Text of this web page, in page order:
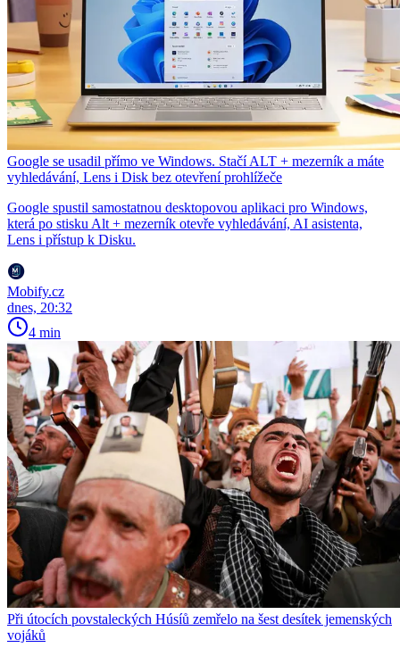
Google se usadil přímo ve Windows. Stačí ALT + mezerník a máte
vyhledávání, Lens i Disk bez otevření prohlížeče
Google spustil samostatnou desktopovou aplikaci pro Windows,
která po stisku Alt + mezerník otevře vyhledávání, AI asistenta,
Lens i přístup k Disku.
Mobify.cz
dnes, 20:32
4 min
Při útocích povstaleckých Húsíů zemřelo na šest desítek jemenských
vojáků